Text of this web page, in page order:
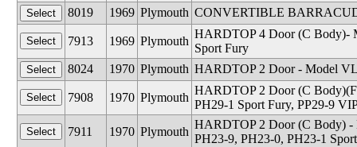
8019
1969 Plymouth CONVERTIBLE
7913 1969 Plymouth
HARDTOP 4 Door (C Body)-
Sport Fury
8024
1970 Plymouth HARDTOP 2 Door - Model
7908 1970 Plymouth
HARDTOP 2 Door (C
PH29-1 Sport Fury, PP29-9
7911
1970 Plymouth
HARDTOP 2 Door (C Body) -
PH23-9, PH23-0, PH23-1